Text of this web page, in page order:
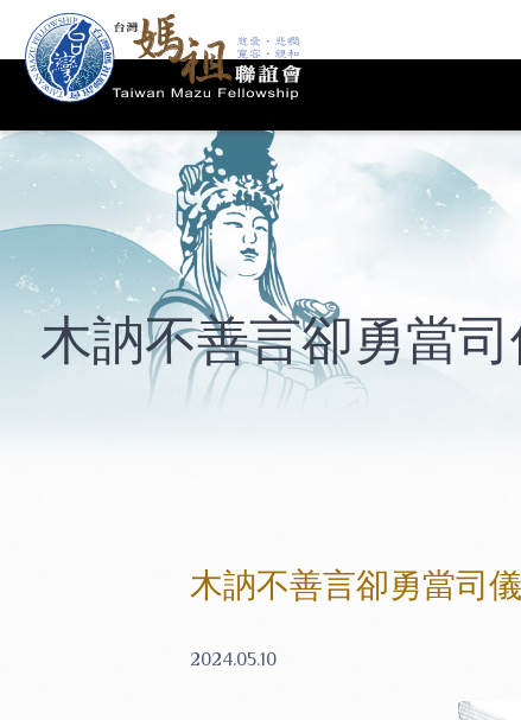
木訥不善言卻勇當
木訥不善言卻勇當司
2024.05.10